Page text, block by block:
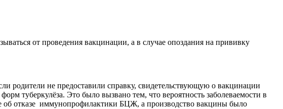
от проведения вакцинации, а в случае опоздания на прививку
родители не предоставили справку, свидетельствующую о вакцинации
туберкулёза. Это было вызвано тем, что вероятность заболеваемости в
об отказе иммунопрофилактики БЦЖ, а производство вакцины было